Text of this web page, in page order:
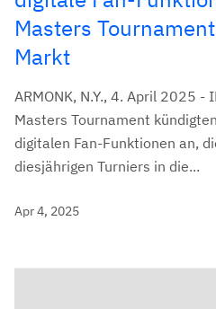
Masters
Markt
ARMONK, N.Y., 4. April 2025 -
Masters Tournament
digitalen Fan-Funktionen an,
diesjährigen Turniers in die...
Apr 4, 2025